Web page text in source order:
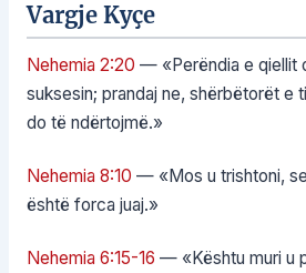
Vargje Kyçe
Nehemia 2:20 — «Perëndia e qiellit
suksesin; prandaj ne, shërbëtorët e
do të ndërtojmë.»
Nehemia 8:10 — «Mos u trishtoni,
është forca juaj.»
Nehemia 6:15-16 — «Kështu muri u